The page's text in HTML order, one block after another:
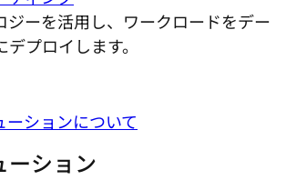
ジーを活用し、ワークロードをデー
プロイします。
ションについて
ーション